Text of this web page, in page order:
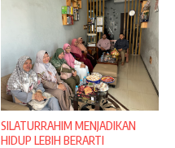
SILATURRAHIM MENJADIKAN
HIDUP LEBIH BERARTI